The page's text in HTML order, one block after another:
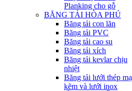
Planking cho gỗ
BĂNG TẢI HÒA PHÚ
Băng tải con lăn
Băng tải PVC
Băng tải cao su
Băng tải xích
Băng tải kevlar chịu
nhiệt
Băng tải lưới thép mạ
kẽm và lưới inox